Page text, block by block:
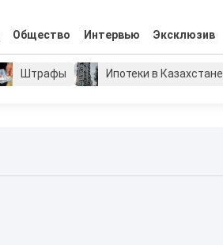
Общество Интервью Эксклюзив
Штрафы Ипотеки в Казахстане